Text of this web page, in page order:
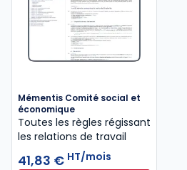
Mémentis Comité social et
économique
Toutes les règles régissant
les relations de travail
41,83 € HT/mois